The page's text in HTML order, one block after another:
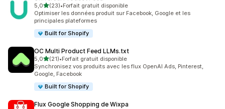
5,0étoile(s) sur 5
(23)
23 avis au total
•Forfait gratuit disponible
Optimiser les données produit sur Facebook, Google et les
principales plateformes
Built for Shopify
OC Multi Product Feed LLMs.txt
5,0étoile(s) sur 5
(21)
21 avis au total
•Forfait gratuit disponible
Synchronisez vos produits avec les flux OpenAI Ads, Pinterest,
Google, Facebook
Built for Shopify
Flux Google Shopping de Wixpa